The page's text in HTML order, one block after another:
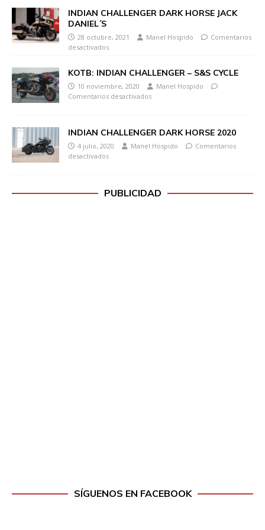
INDIAN CHALLENGER DARK HORSE JACK
DANIEL´S
28 octubre, 2021 Manel Hospido
Comentarios
desactivados
KOTB: INDIAN CHALLENGER – S&S CYCLE
10 noviembre, 2020
Manel Hospido
Comentarios desactivados
INDIAN CHALLENGER DARK HORSE 2020
4 julio, 2020 Manel Hospido
Comentarios
desactivados
PUBLICIDAD
SÍGUENOS EN FACEBOOK